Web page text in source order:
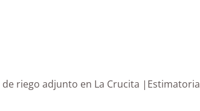
riego adjunto en La Crucita |Estimatoria